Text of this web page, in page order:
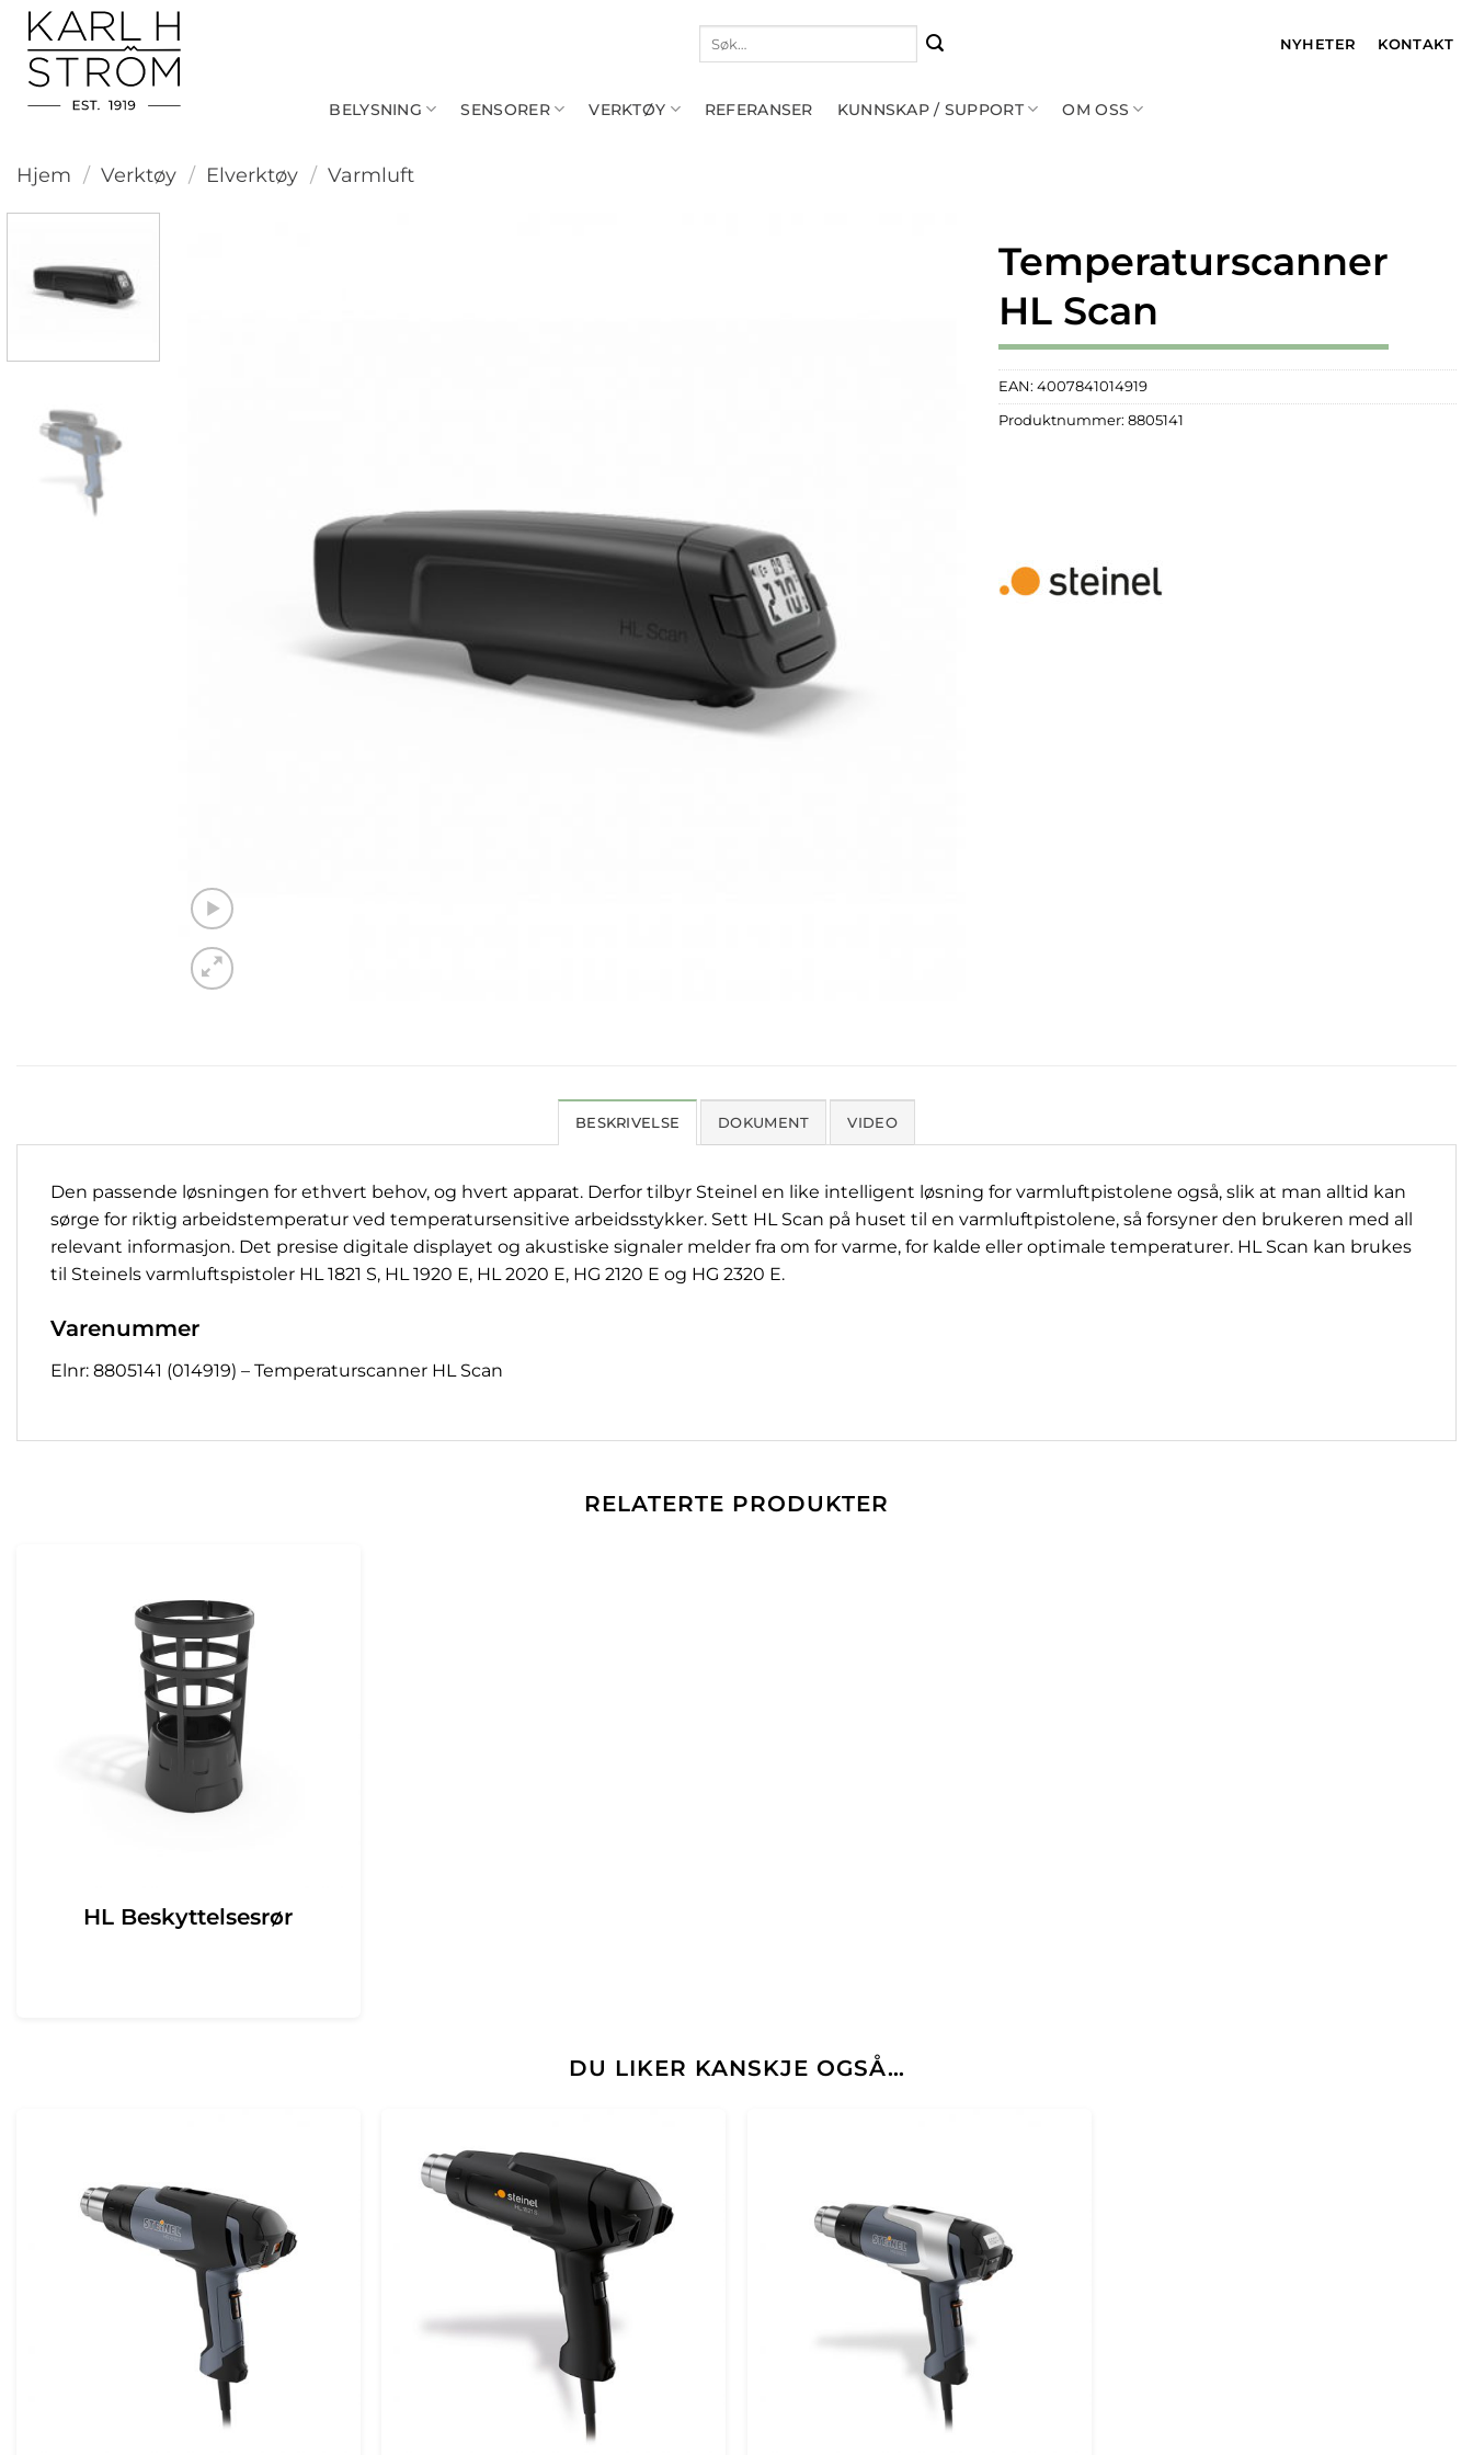
Skip
content
etter:
NYHETER KONTAKT
BELYSNING SENSORER VERKTØY REFERANSER KUNNSKAP / SUPPORT OM OSS
Hjem / Verktøy / Elverktøy / Varmluft
Temperaturscanner
HL Scan
EAN: 4007841014919
Produktnummer: 8805141
BESKRIVELSE DOKUMENT VIDEO
Den passende løsningen for ethvert behov, og hvert apparat. Derfor tilbyr Steinel en like intelligent løsning for varmluftpistolene også, slik at man alltid kan
sørge for riktig arbeidstemperatur ved temperatursensitive arbeidsstykker. Sett HL Scan på huset til en varmluftpistolene, så forsyner den brukeren med all
relevant informasjon. Det presise digitale displayet og akustiske signaler melder fra om for varme, for kalde eller optimale temperaturer. HL Scan kan brukes
til Steinels varmluftspistoler HL 1821 S, HL 1920 E, HL 2020 E, HG 2120 E og HG 2320 E.
Varenummer
Elnr: 8805141 (014919) – Temperaturscanner HL Scan
RELATERTE PRODUKTER
HL Beskyttelsesrør
DU LIKER KANSKJE OGSÅ…